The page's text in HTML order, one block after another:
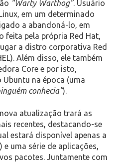
“Warty Warthog”. Usuário
em um determinado
a abandoná-lo, em
feita pela própria Red Hat,
a distro corporativa Red
Além disso, ele também
Core e por isto,
na época (uma
conhecia”).
atualização trará as
recentes, destacando-se
estará disponível apenas a
uma série de aplicações,
pacotes. Juntamente com